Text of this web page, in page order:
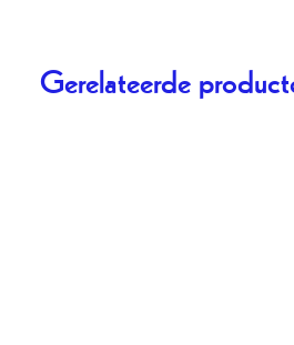
Gerelateerde